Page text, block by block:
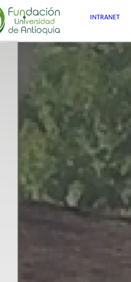
INTRANET